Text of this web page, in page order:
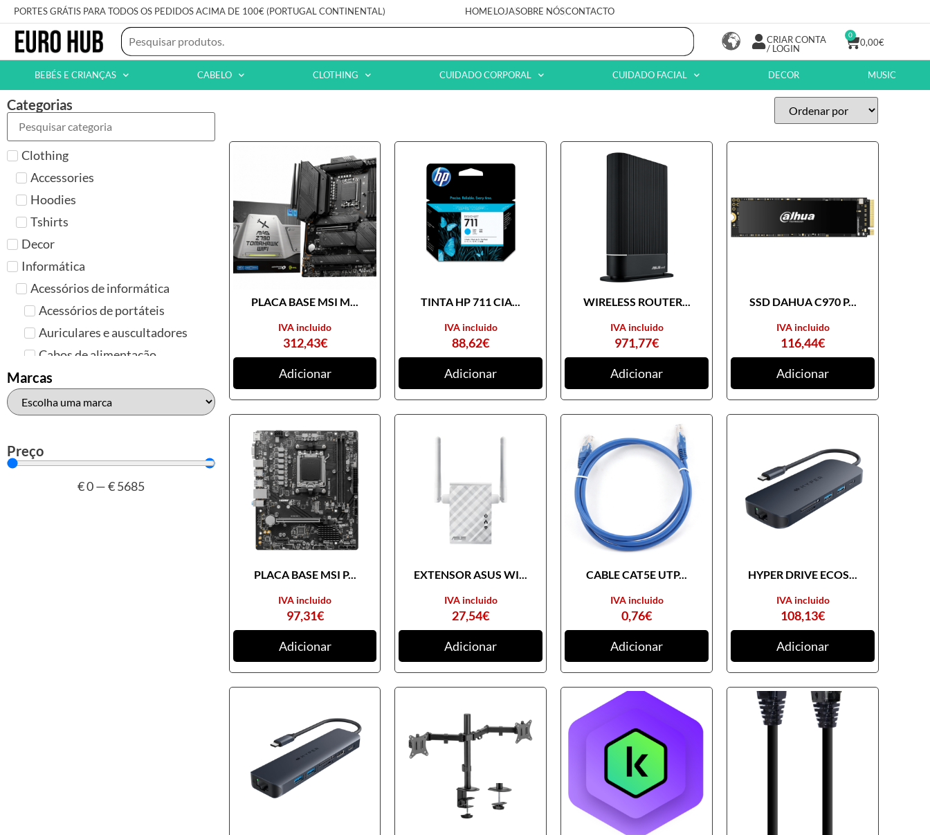
PORTES GRÁTIS PARA TODOS OS PEDIDOS ACIMA DE 100€ (PORTUGAL CONTINENTAL) HOMELOJASOBRE NÓSCONTACTO
CRIAR CONTA
/ LOGIN
0,00€
0
BEBÉS E CRIANÇAS CABELO CLOTHING CUIDADO CORPORAL CUIDADO FACIAL DECOR MUSIC
Categorias
Clothing
Accessories
Hoodies
Tshirts
Decor
Informática
Acessórios de informática
Acessórios de portáteis
Auriculares e auscultadores
Cabos de alimentação
Colunas de Som
Hubs
Leitores de cartões
Malas, mochilas e bolsas
Marcas
Marcas
Preço
€0—€5685
PLACA BASE MSI M...
312,43€
IVA incluido
Adicionar
TINTA HP 711 CIA...
88,62€
IVA incluido
Adicionar
WIRELESS ROUTER...
971,77€
IVA incluido
Adicionar
SSD DAHUA C970 P...
116,44€
IVA incluido
Adicionar
PLACA BASE MSI P...
97,31€
IVA incluido
Adicionar
EXTENSOR ASUS WI...
27,54€
IVA incluido
Adicionar
CABLE CAT5E UTP...
0,76€
IVA incluido
Adicionar
HYPER DRIVE ECOS...
108,13€
IVA incluido
Adicionar